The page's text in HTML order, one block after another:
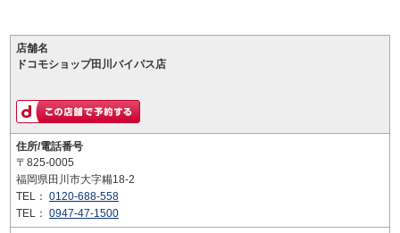
店舗名
ドコモショップ田川バイパス店
住所/電話番号
〒825-0005
福岡県田川市大字糒18-2
TEL： 0120-688-558
TEL： 0947-47-1500